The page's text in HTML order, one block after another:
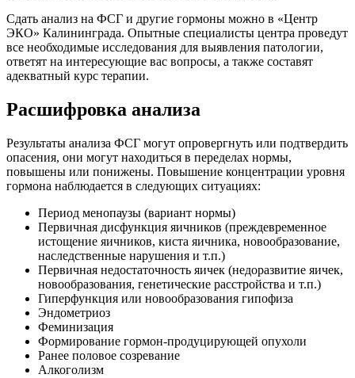
Сдать анализ на ФСГ и другие гормоны можно в «Центр
ЭКО» Калининграда. Опытные специалисты центра проведут
все необходимые исследования для выявления патологии,
ответят на интересующие вас вопросы, а также составят
адекватный курс терапии.
Расшифровка анализа
Результаты анализа ФСГ могут опровергнуть или подтвердить
опасения, они могут находиться в переделах нормы,
повышены или понижены. Повышение концентрации уровня
гормона наблюдается в следующих ситуациях:
Период менопаузы (вариант нормы)
Первичная дисфункция яичников (преждевременное
истощение яичников, киста яичника, новообразование,
наследственные нарушения и т.п.)
Первичная недостаточность яичек (недоразвитие яичек,
новообразования, генетические расстройства и т.п.)
Гиперфункция или новообразования гипофиза
Эндометриоз
Феминизация
Формирование гормон-продуцирующей опухоли
Ранее половое созревание
Алкоголизм